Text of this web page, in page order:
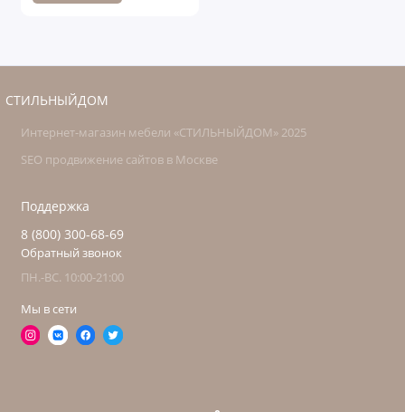
СТИЛЬНЫЙДОМ
Интернет-магазин мебели «СТИЛЬНЫЙДОМ» 2025
SEO продвижение сайтов в Москве
Поддержка
8 (800) 300-68-69
Обратный звонок
ПН.-ВС. 10:00-21:00
Мы в сети